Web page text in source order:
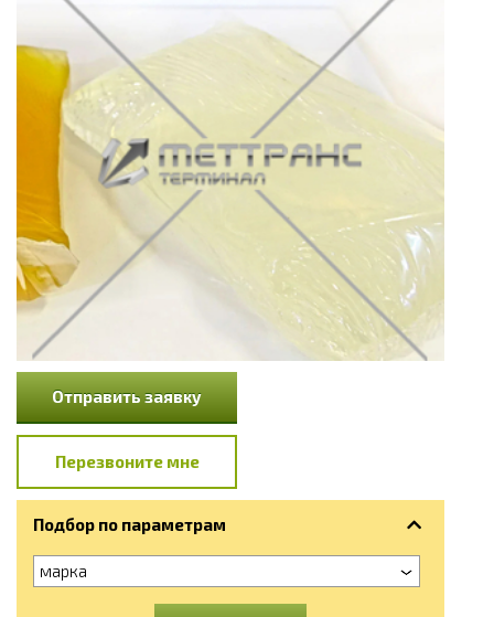
Отправить заявку
Перезвоните мне
Подбор по параметрам
марка